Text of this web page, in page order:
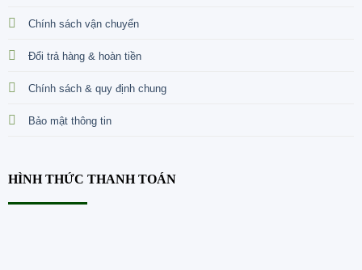
Chính sách vận chuyển
Đổi trả hàng & hoàn tiền
Chính sách & quy định chung
Bảo mật thông tin
HÌNH THỨC THANH TOÁN